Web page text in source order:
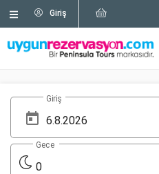
Giriş
Giriş
0
Gece